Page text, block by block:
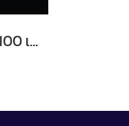
ธุรกิจ 1 คน ผลลัพธ์ 100 เท่า โดยครูแป๋ว จุฑามาศ อ่อนประดิษฐ